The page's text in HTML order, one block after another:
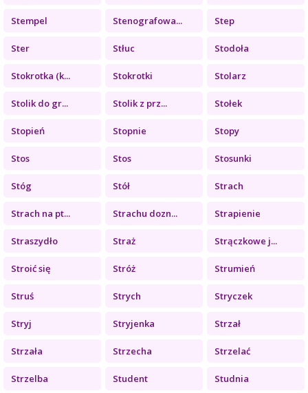
Stempel Stenografowa... Step
Ster Stłuc Stodoła
Stokrotka (k... Stokrotki Stolarz
Stolik do gr... Stolik z prz... Stołek
Stopień Stopnie Stopy
Stos Stos Stosunki
Stóg Stół Strach
Strach na pt... Strachu dozn... Strapienie
Straszydło Straż Strączkowe j...
Stroić się Stróż Strumień
Struś Strych Stryczek
Stryj Stryjenka Strzał
Strzała Strzecha Strzelać
Strzelba Student Studnia